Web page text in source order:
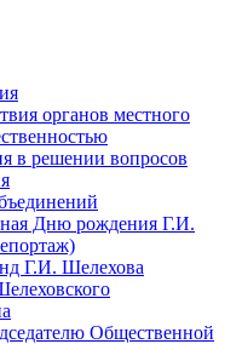
органов местного
в решении вопросов
Дню рождения Г.И.
Г.И. Шелехова
Общественной